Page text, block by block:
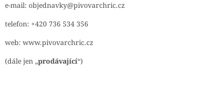
e-mail: objednavky@pivovarchric.cz
telefon: +420 736 534 356
web: www.pivovarchric.cz
(dále jen „prodávající“)